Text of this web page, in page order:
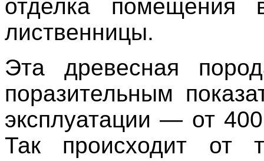
отделка помещения
лиственницы.
Эта древесная
поразительным
эксплуатации — от
Так происходит от